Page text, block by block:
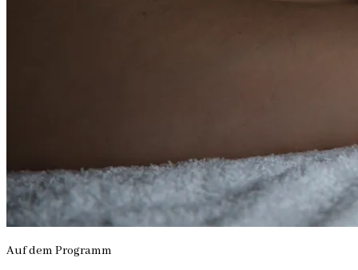
Auf dem Programm